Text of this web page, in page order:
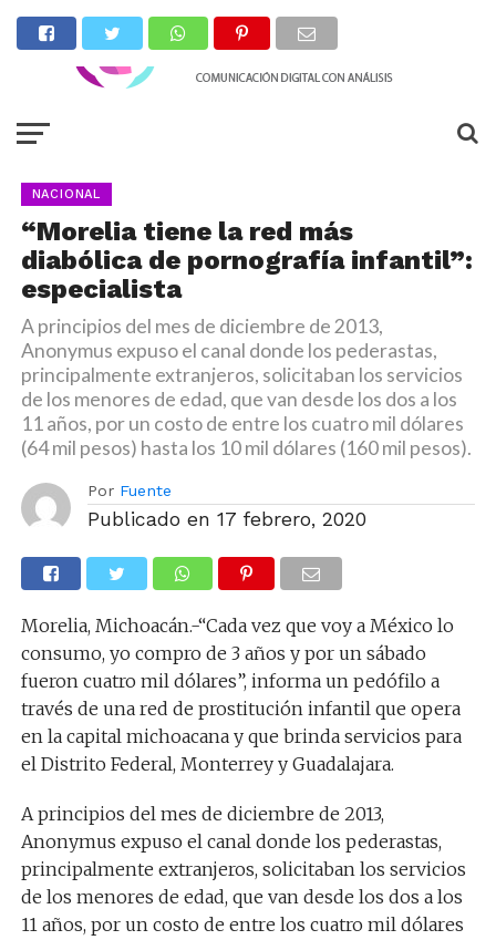
NACIONAL
“Morelia tiene la red más
diabólica de pornografía infantil”:
especialista
A principios del mes de diciembre de 2013,
Anonymus expuso el canal donde los pederastas,
principalmente extranjeros, solicitaban los servicios
de los menores de edad, que van desde los dos a los
11 años, por un costo de entre los cuatro mil dólares
(64 mil pesos) hasta los 10 mil dólares (160 mil pesos).
Por Fuente
Publicado en 17 febrero, 2020
Morelia, Michoacán.-“Cada vez que voy a México lo
consumo, yo compro de 3 años y por un sábado
fueron cuatro mil dólares”, informa un pedófilo a
través de una red de prostitución infantil que opera
en la capital michoacana y que brinda servicios para
el Distrito Federal, Monterrey y Guadalajara.
A principios del mes de diciembre de 2013,
Anonymus expuso el canal donde los pederastas,
principalmente extranjeros, solicitaban los servicios
de los menores de edad, que van desde los dos a los
11 años, por un costo de entre los cuatro mil dólares